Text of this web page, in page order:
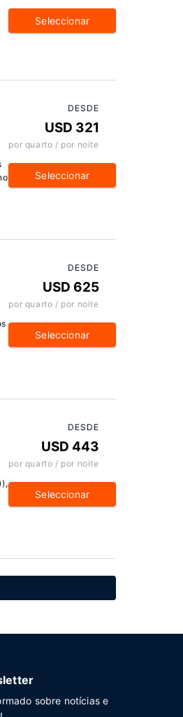
Seleccionar
DESDE
USD 321
por quarto / por noite
Seleccionar
DESDE
USD 625
por quarto / por noite
Seleccionar
DESDE
USD 443
por quarto / por noite
Seleccionar
sobre notícias e